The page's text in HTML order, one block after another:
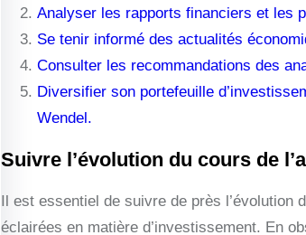
Analyser les rapports financiers et les
Se tenir informé des actualités
Consulter les recommandations des
Diversifier son portefeuille
Wendel.
Suivre l’évolution du cours de
Il est essentiel de suivre de près l’évolution
éclairées en matière d’investissement. En